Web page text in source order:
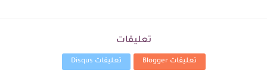
تعليقات
تعليقات Blogger تعليقات Disqus